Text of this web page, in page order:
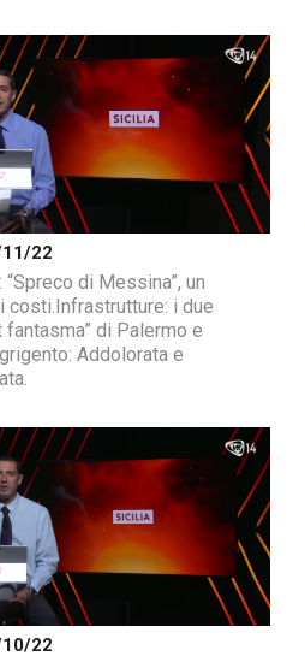
22
“Spreco di Messina”, un
costi.Infrastrutture: i due
fantasma” di Palermo e
Addolorata e
22